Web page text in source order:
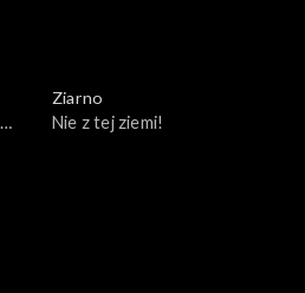
Ziarno
Nie z tej ziemi!